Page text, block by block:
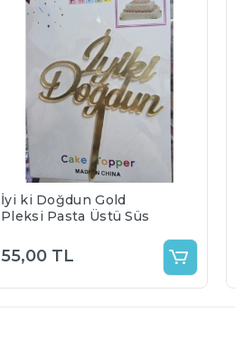
İyi ki Doğdun Gold
Pleksi Pasta Üstü Süs
55,00 TL